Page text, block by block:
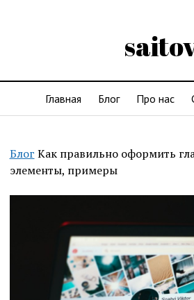
Главная Блог Про нас
Блог Как правильно оформить
элементы, примеры